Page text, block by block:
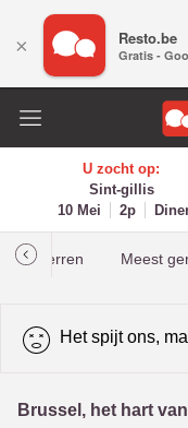
U zocht op:
Sint-gillis
10 Mei
2p
Meest
Het spijt ons,
Brussel, het hart
× Resto.be
Gratis -